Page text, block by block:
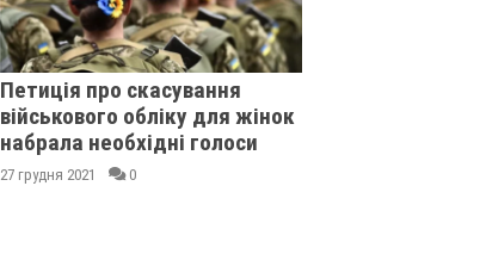
Петиція про скасування
військового обліку для жінок
набрала необхідні голоси
27 грудня 2021 0